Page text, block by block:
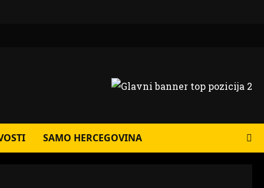
SAMO HERCEGOVINA